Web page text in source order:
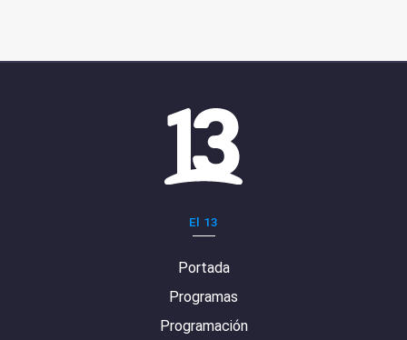
El 13
Portada
Programas
Programación